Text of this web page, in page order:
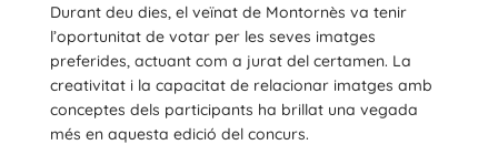
Durant deu dies, el veïnat de Montornès va tenir
l’oportunitat de votar per les seves imatges
preferides, actuant com a jurat del certamen. La
creativitat i la capacitat de relacionar imatges amb
conceptes dels participants ha brillat una vegada
més en aquesta edició del concurs.